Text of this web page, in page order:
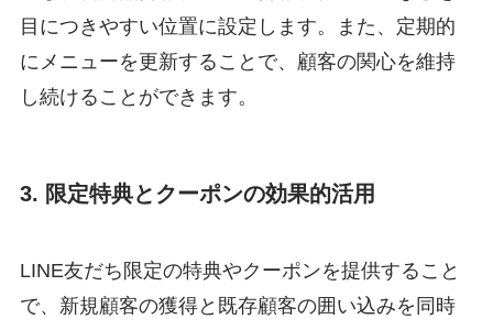
目につきやすい位置に設定します。また、定期的
にメニューを更新することで、顧客の関心を維持
し続けることができます。
3. 限定特典とクーポンの効果的活用
LINE友だち限定の特典やクーポンを提供すること
で、新規顧客の獲得と既存顧客の囲い込みを同時